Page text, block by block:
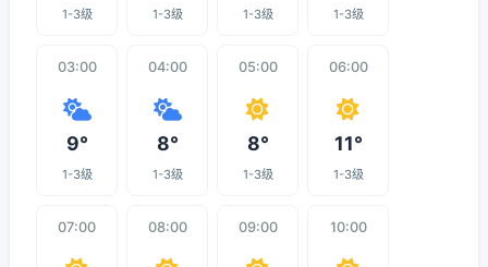
1-3级 1-3级 1-3级 1-3级
03:00
9°
1-3级
04:00
8°
1-3级
05:00
8°
1-3级
06:00
11°
1-3级
07:00 08:00 09:00 10:00